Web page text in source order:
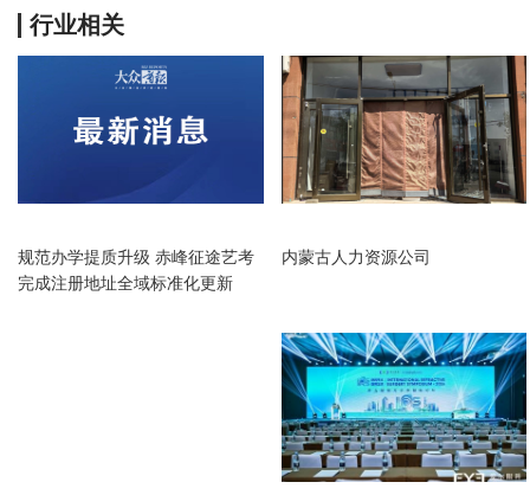
行业相关
规范办学提质升级 赤峰征途艺考
完成注册地址全域标准化更新
内蒙古人力资源公司